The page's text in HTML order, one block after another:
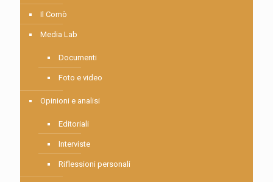
Il Comò
Media Lab
Documenti
Foto e video
Opinioni e analisi
Editoriali
Interviste
Riflessioni personali